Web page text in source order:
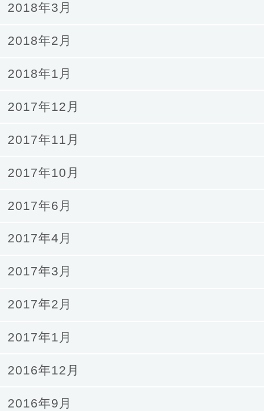
2018年3月
2018年2月
2018年1月
2017年12月
2017年11月
2017年10月
2017年6月
2017年4月
2017年3月
2017年2月
2017年1月
2016年12月
2016年9月